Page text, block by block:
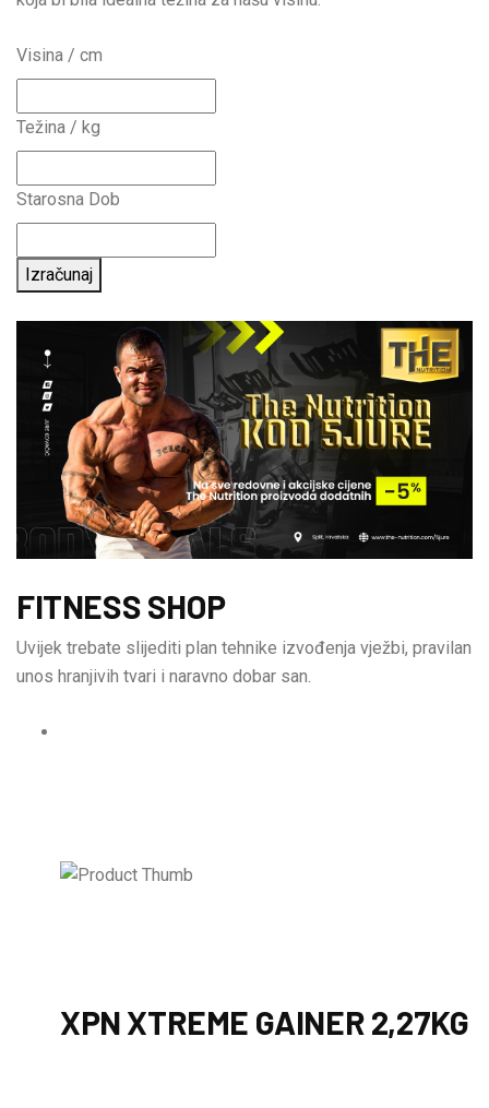
Visina / cm
Težina / kg
Starosna Dob
Izračunaj
FITNESS SHOP
Uvijek trebate slijediti plan tehnike izvođenja vježbi, pravilan
unos hranjivih tvari i naravno dobar san.
XPN XTREME GAINER 2,27KG